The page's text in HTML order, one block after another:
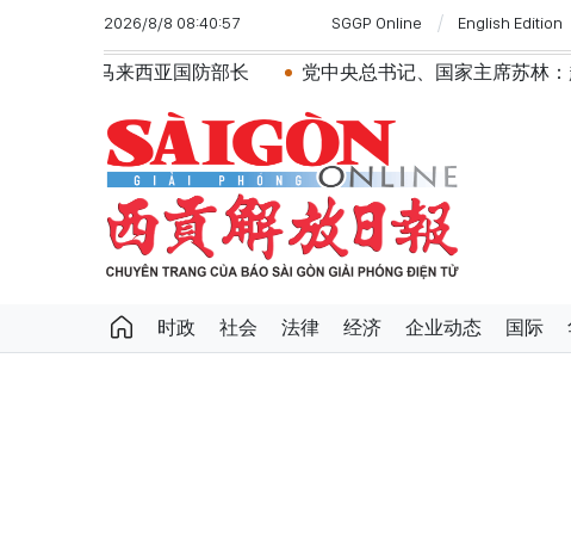
2026/8/8 08:40:57 SGGP Online English Edition
来西亚国防部长 党中央总书记、国家主席苏林：越南与马
时政 社会 法律 经济 企业动态 国际